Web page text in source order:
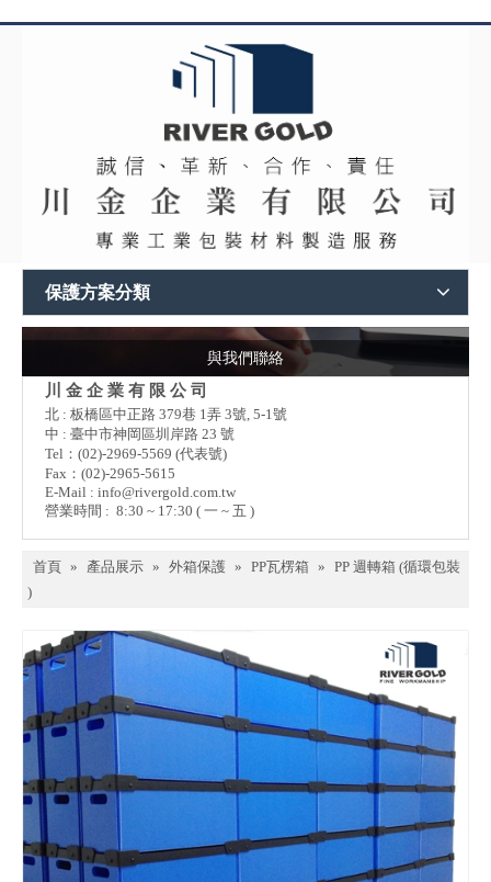
保護方案分類
與我們聯絡
川 金 企 業 有 限 公 司
北 : 板橋區中正路 379巷 1弄 3號, 5-1號
中 : 臺中市神岡區圳岸路 23 號
Tel：(02)-2969-5569 (代表號)
Fax：(02)-2965-5615
E-Mail : info@rivergold.com.tw
營業時間 : 8:30 ~ 17:30 ( 一 ~ 五 )
首頁 » 產品展示 » 外箱保護 » PP瓦楞箱 » PP 週轉箱 (循環包裝
)